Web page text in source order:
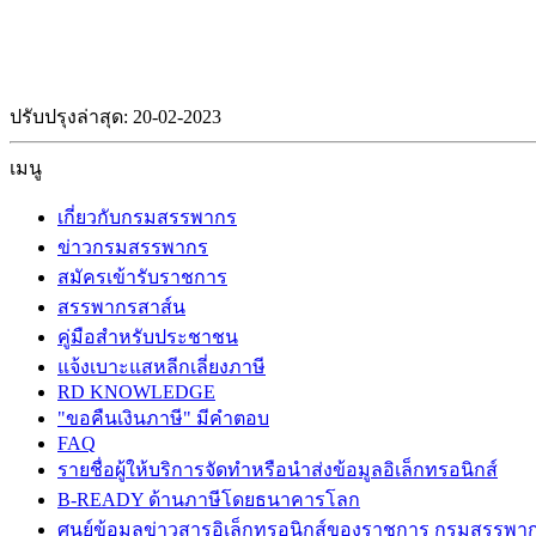
ปรับปรุงล่าสุด: 20-02-2023
เมนู
เกี่ยวกับกรมสรรพากร
ข่าวกรมสรรพากร
สมัครเข้ารับราชการ
สรรพากรสาส์น
คู่มือสำหรับประชาชน
แจ้งเบาะแสหลีกเลี่ยงภาษี
RD KNOWLEDGE
"ขอคืนเงินภาษี" มีคำตอบ
FAQ
รายชื่อผู้ให้บริการจัดทำหรือนำส่งข้อมูลอิเล็กทรอนิกส์
B-READY ด้านภาษีโดยธนาคารโลก
ศูนย์ข้อมูลข่าวสารอิเล็กทรอนิกส์ของราชการ กรมสรรพา